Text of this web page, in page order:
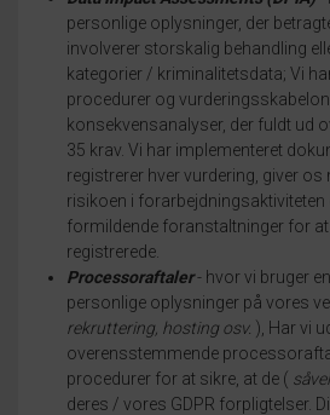
personlige oplysninger, der
involverer storskalig behandling
kategorier / kriminalitetsdata; Vi
procedurer og
konsekvensanalyser, der fuldt ud
35 krav. Vi har implementeret
registrerer hver vurdering, giver
risikoen i
formildende foranstaltninger for
registrerede.
Processoraftaler- hvor vi bruger
personlige oplysninger på vores
rekruttering, hosting osv. ), Har vi
overensstemmende
procedurer for at sikre, at de (
deres / vores GDPR forpligtelser.